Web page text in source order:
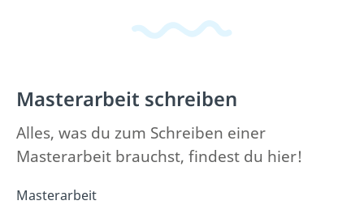
Masterarbeit schreiben
Alles, was du zum Schreiben einer
Masterarbeit brauchst, findest du hier!
Masterarbeit